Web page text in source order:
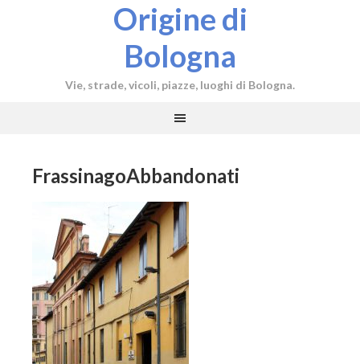
Origine di
Bologna
Vie, strade, vicoli, piazze, luoghi di Bologna.
FrassinagoAbbandonati